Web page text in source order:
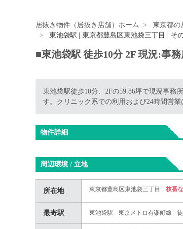
居抜き物件（居抜き店舗）ホーム 東京都の
東池袋駅 | 東京都豊島区東池袋三丁目 | そ
■東池袋駅 徒歩10分 2F 現況:事
東池袋駅徒歩10分、2Fの59.86坪で現況事務
す。クリニック系での利用および24時間営
物件詳細
周辺環境 / 立地
所在地 東京都豊島区東池袋三丁目 枝番
最寄駅 東池袋駅 東京メトロ有楽町線